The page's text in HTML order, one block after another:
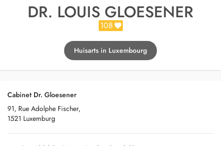
DR. LOUIS GLOESENER
108
Huisarts in Luxembourg
Cabinet Dr. Gloesener
91, Rue Adolphe Fischer,
1521 Luxemburg